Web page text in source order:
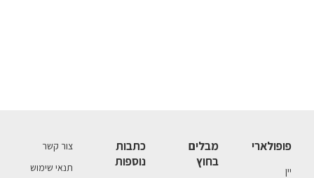
פופולארי
יין
מבלים
בחוץ
כתבות
נוספות
צור קשר
תנאי שימוש